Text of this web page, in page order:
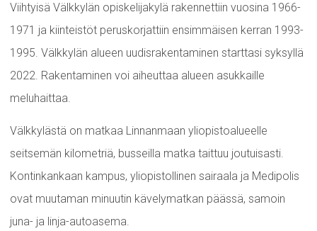
Viihtyisä Välkkylän opiskelijakylä rakennettiin vuosina 1966-
1971 ja kiinteistöt peruskorjattiin ensimmäisen kerran 1993-
1995. Välkkylän alueen uudisrakentaminen starttasi syksyllä
2022. Rakentaminen voi aiheuttaa alueen asukkaille
meluhaittaa.
Välkkylästä on matkaa Linnanmaan yliopistoalueelle
seitsemän kilometriä, busseilla matka taittuu joutuisasti.
Kontinkankaan kampus, yliopistollinen sairaala ja Medipolis
ovat muutaman minuutin kävelymatkan päässä, samoin
juna- ja linja-autoasema.